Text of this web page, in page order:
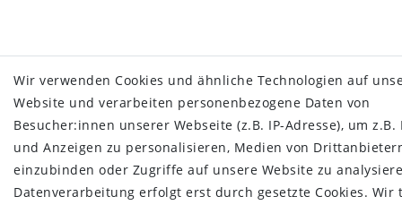
Wir verwenden Cookies und ähnliche Technologien auf
Website und verarbeiten personenbezogene Daten von
Besucher:innen unserer Webseite (z.B. IP-Adresse), um z.B.
und Anzeigen zu personalisieren, Medien von
einzubinden oder Zugriffe auf unsere Website zu
Datenverarbeitung erfolgt erst durch gesetzte Cookies. Wir